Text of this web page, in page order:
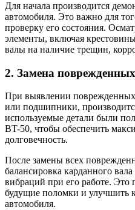
Для начала производится
автомобиля. Это важно для
проверку его состояния.
элементы, включая
валы на наличие трещин,
2. Замена
При выявлении поврежденных
или подшипники,
используемые детали были
BT-50, чтобы обеспечить
долговечность.
После замены всех
балансировка карданного
вибраций при его работе. Это
будущие поломки и улучшить
автомобиля.